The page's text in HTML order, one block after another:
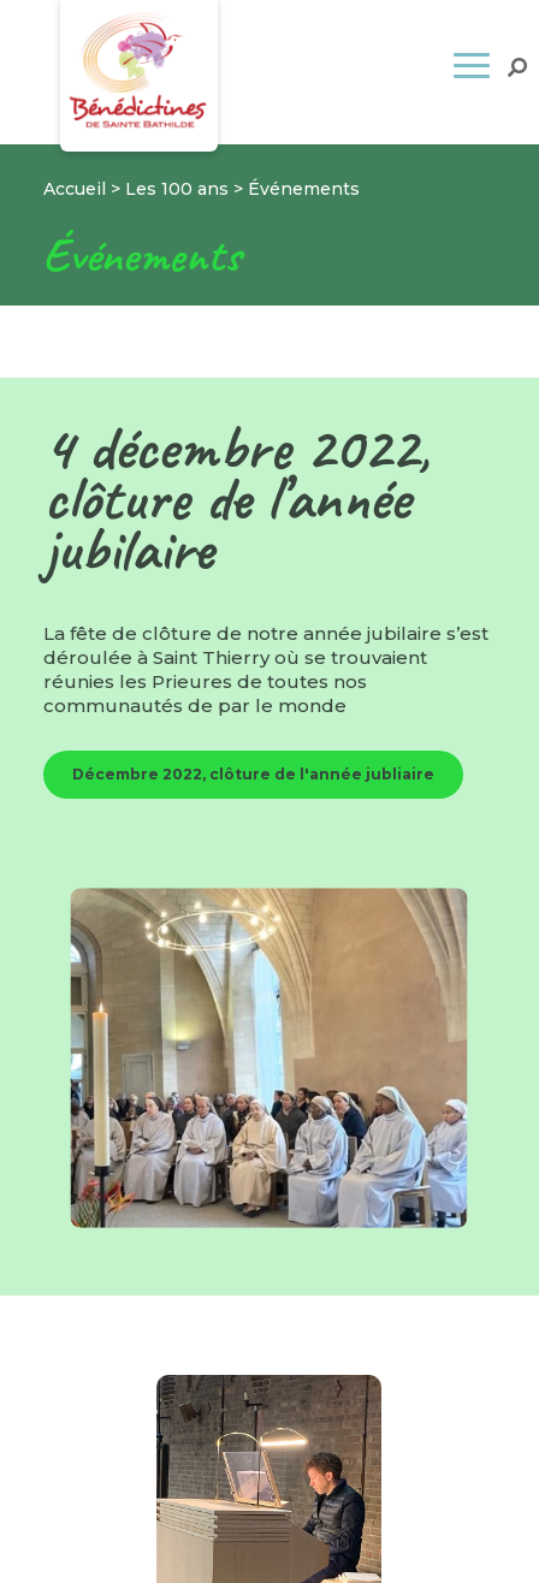
Accueil > Les 100 ans > Événements
Événements
4 décembre 2022,
clôture de l’année
jubilaire
La fête de clôture de notre année jubilaire s’est
déroulée à Saint Thierry où se trouvaient
réunies les Prieures de toutes nos
communautés de par le monde
Décembre 2022, clôture de l'année jubliaire